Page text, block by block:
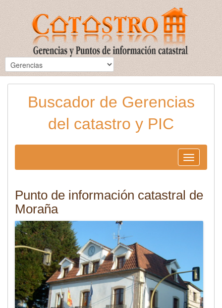
Buscador de Gerencias
del catastro y PIC
Toggle
navigation
Punto de información catastral de
Moraña